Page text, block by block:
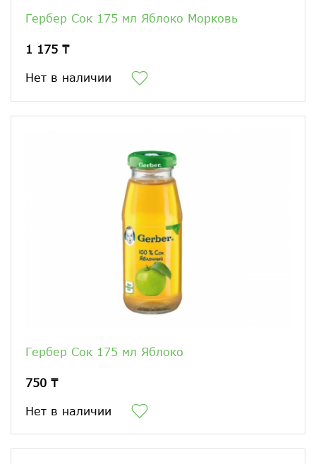
Гербер Сок 175 мл Яблоко Морковь
1 175 ₸
Нет в наличии
Гербер Сок 175 мл Яблоко
750 ₸
Нет в наличии